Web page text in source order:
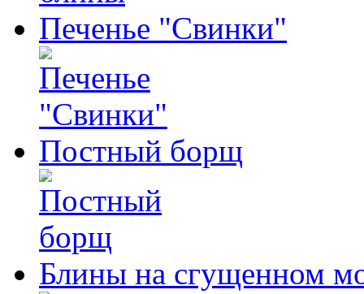
Печенье "Свинки"
Постный борщ
Блины на сгущенном